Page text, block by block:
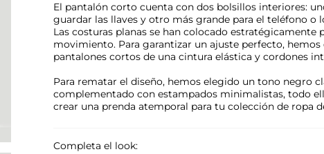
El pantalón corto cuenta con dos bolsillos interiores:
guardar las llaves y otro más grande para el teléfono o
Las costuras planas se han colocado estratégicamente
movimiento. Para garantizar un ajuste perfecto, hemos
pantalones cortos de una cintura elástica y cordones
Para rematar el diseño, hemos elegido un tono negro
complementado con estampados minimalistas, todo
crear una prenda atemporal para tu colección de ropa
Completa el look: